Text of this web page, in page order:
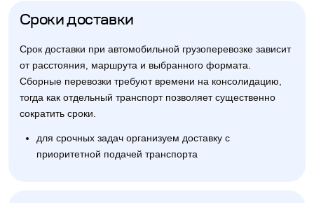
Сроки доставки
Срок доставки при автомобильной грузоперевозке зависит
от расстояния, маршрута и выбранного формата.
Сборные перевозки требуют времени на консолидацию,
тогда как отдельный транспорт позволяет существенно
сократить сроки.
для срочных задач организуем доставку с
приоритетной подачей транспорта